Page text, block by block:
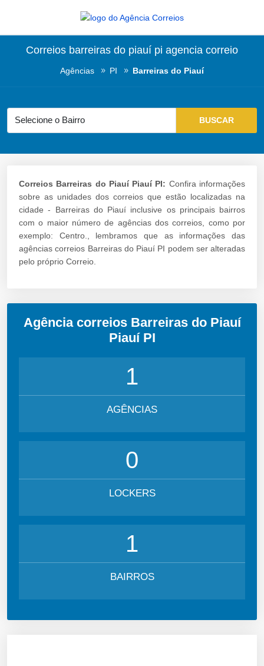
Correios barreiras do piauí pi agencia correio
Agências PI Barreiras do Piauí
Correios Barreiras do Piauí Piauí PI: Confira informações
sobre as unidades dos correios que estão localizadas na
cidade - Barreiras do Piauí inclusive os principais bairros
com o maior número de agências dos correios, como por
exemplo: Centro., lembramos que as informações das
agências correios Barreiras do Piauí PI podem ser alteradas
pelo próprio Correio.
Agência correios Barreiras do Piauí
Piauí PI
1
AGÊNCIAS
0
LOCKERS
1
BAIRROS